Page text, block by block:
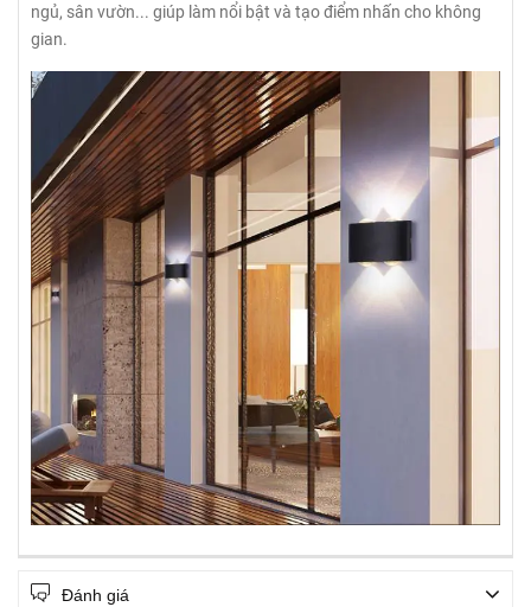
ngủ, sân vườn... giúp làm nổi bật và tạo điểm nhấn cho không
gian.
Đánh giá